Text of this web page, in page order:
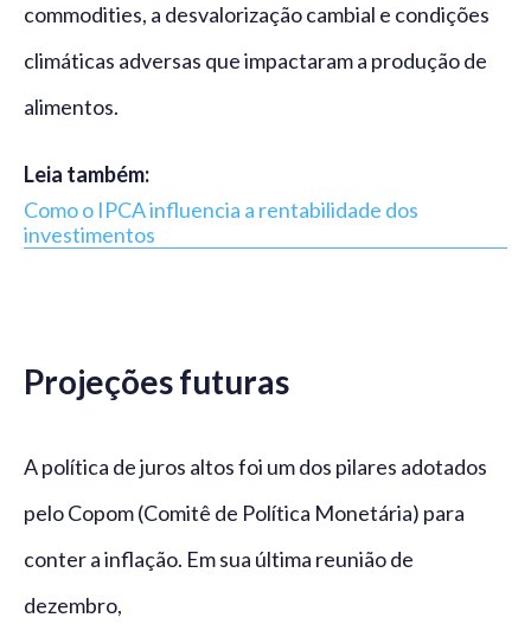
commodities, a desvalorização cambial e condições
climáticas adversas que impactaram a produção de
alimentos.
Leia também:
Como o IPCA influencia a rentabilidade dos
investimentos
Projeções futuras
A política de juros altos foi um dos pilares adotados
pelo Copom (Comitê de Política Monetária) para
conter a inflação. Em sua última reunião de
dezembro,